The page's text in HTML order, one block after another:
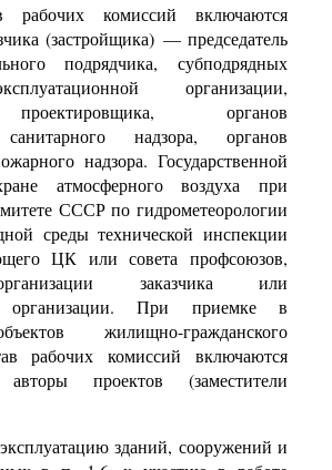
рабочих комиссий включаются
(застройщика) —председатель
подрядчика, субподрядных
организации,
органов
санитарного надзора, органов
надзора. Государственной
атмосферного воздуха при
СССР по гидрометеорологии
среды технической инспекции
ЦК или совета профсоюзов,
заказчика или
организации. При приемке в
жилищно-гражданского
рабочих комиссий включаются
авторы проектов (заместители
зданий, сооружений и